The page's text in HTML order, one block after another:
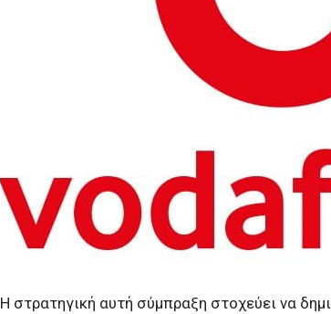
Η στρατηγική αυτή σύμπραξη στοχεύει να